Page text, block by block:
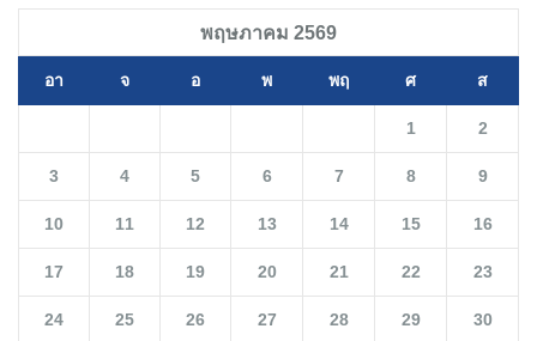
พฤษภาคม 2569
อา จ อ พ พฤ ศ ส
1 2
3 4 5 6 7 8 9
10 11 12 13 14 15 16
17 18 19 20 21 22 23
24 25 26 27 28 29 30